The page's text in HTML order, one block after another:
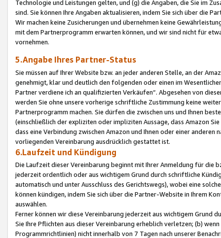
Technologie und Leistungen gelten, und (g) die Angaben, die Sie im
sind. Sie können Ihre Angaben aktualisieren, indem Sie sich über die
Wir machen keine Zusicherungen und übernehmen keine
mit dem Partnerprogramm erwarten können, und wir sind nicht für
vornehmen.
5.Angabe Ihres Partner-Status
Sie müssen auf Ihrer Website bzw. an jeder anderen Stelle, an der
genehmigt, klar und deutlich den folgenden oder einen im
Partner verdiene ich an qualifizierten Verkäufen“. Abgesehen von
werden Sie ohne unsere vorherige schriftliche Zustimmung keine
Partnerprogramm machen. Sie dürfen die zwischen uns und Ihnen
(einschließlich der expliziten oder impliziten Aussage, dass Amazon
dass eine Verbindung zwischen Amazon und Ihnen oder einer
vorliegenden Vereinbarung ausdrücklich gestattet ist.
6.Laufzeit und Kündigung
Die Laufzeit dieser Vereinbarung beginnt mit Ihrer Anmeldung für die
jederzeit ordentlich oder aus wichtigem Grund durch schriftliche
automatisch und unter Ausschluss des Gerichtswegs), wobei eine
können kündigen, indem Sie sich über die Partner-Website in Ihrem
auswählen.
Ferner können wir diese Vereinbarung jederzeit aus wichtigem Grund
Sie Ihre Pflichten aus dieser Vereinbarung erheblich verletzen; (b)
Programmrichtlinien) nicht innerhalb von 7 Tagen nach unserer